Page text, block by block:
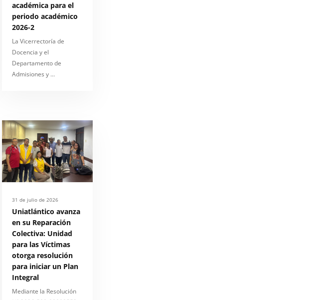
académica para el
periodo académico
2026-2
La Vicerrectoría de
Docencia y el
Departamento de
Admisiones y …
31 de julio de 2026
Uniatlántico avanza
en su Reparación
Colectiva: Unidad
para las Víctimas
otorga resolución
para iniciar un Plan
Integral
Mediante la Resolución